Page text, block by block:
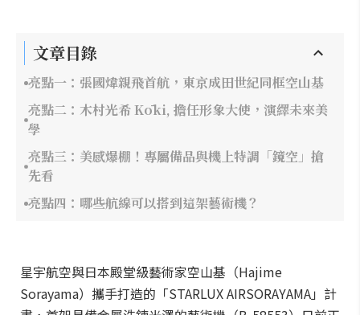
文章目錄
亮點一：張國煒親飛首航，東京成田世紀同框空山基
亮點二：木村光希 Kōki, 擔任形象大使，演繹未來美
學
亮點三：美感爆棚！專屬備品與機上特調「鏡空」搶
先看
亮點四：哪些航線可以搭到這架藝術機？
星宇航空與日本殿堂級藝術家空山基（Hajime
Sorayama）攜手打造的「STARLUX AIRSORAYAMA」計